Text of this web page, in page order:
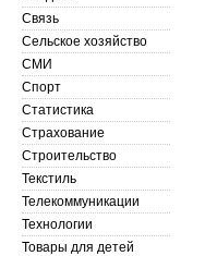
Связь
Сельское хозяйство
СМИ
Спорт
Статистика
Страхование
Строительство
Текстиль
Телекоммуникации
Технологии
Товары для детей